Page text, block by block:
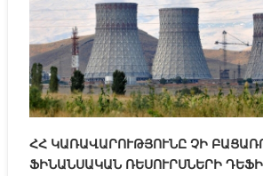
ՀՀ ԿԱՌԱՎԱՐՈՒԹՅՈՒՆԸ ՉԻ
ՖԻՆԱՆՍԱԿԱՆ ՌԵՍՈՒՐՍՆԵՐԻ